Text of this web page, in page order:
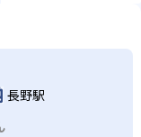
長野駅